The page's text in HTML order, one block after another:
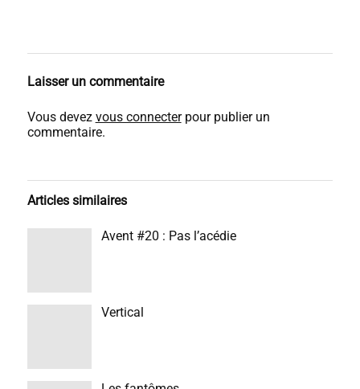
Laisser un commentaire
Vous devez vous connecterpour publier un
commentaire.
Articles similaires
Avent #20 : Pas l’acédie
Vertical